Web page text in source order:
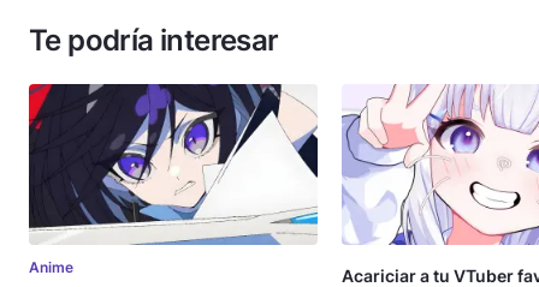
Te podría interesar
Anime
Acariciar a tu VTuber